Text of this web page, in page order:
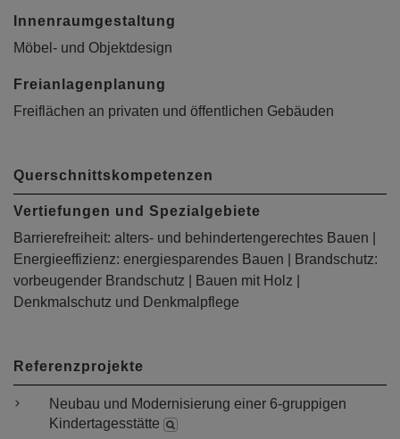
Innenraumgestaltung
Möbel- und Objektdesign
Freianlagenplanung
Freiflächen an privaten und öffentlichen Gebäuden
Querschnittskompetenzen
Vertiefungen und Spezialgebiete
Barrierefreiheit: alters- und behindertengerechtes Bauen |
Energieeffizienz: energiesparendes Bauen | Brandschutz:
vorbeugender Brandschutz | Bauen mit Holz |
Denkmalschutz und Denkmalpflege
Referenzprojekte
Neubau und Modernisierung einer 6-gruppigen
Kindertagesstätte